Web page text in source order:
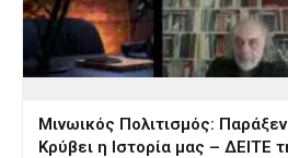
Μινωικός Πολιτισμός:
Κρύβει η Ιστορία μας – ΔΕΙΤΕ